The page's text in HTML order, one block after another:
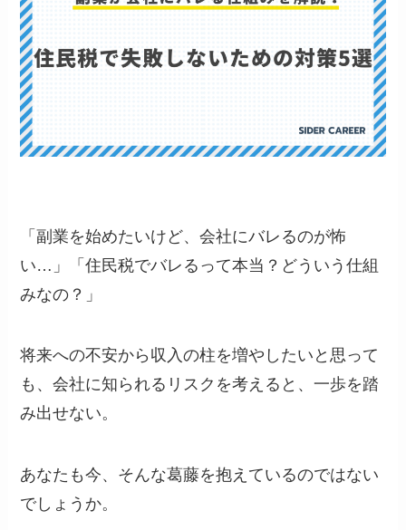
「副業を始めたいけど、会社にバレるのが怖
い…」「住民税でバレるって本当？どういう仕組
みなの？」
将来への不安から収入の柱を増やしたいと思って
も、会社に知られるリスクを考えると、一歩を踏
み出せない。
あなたも今、そんな葛藤を抱えているのではない
でしょうか。